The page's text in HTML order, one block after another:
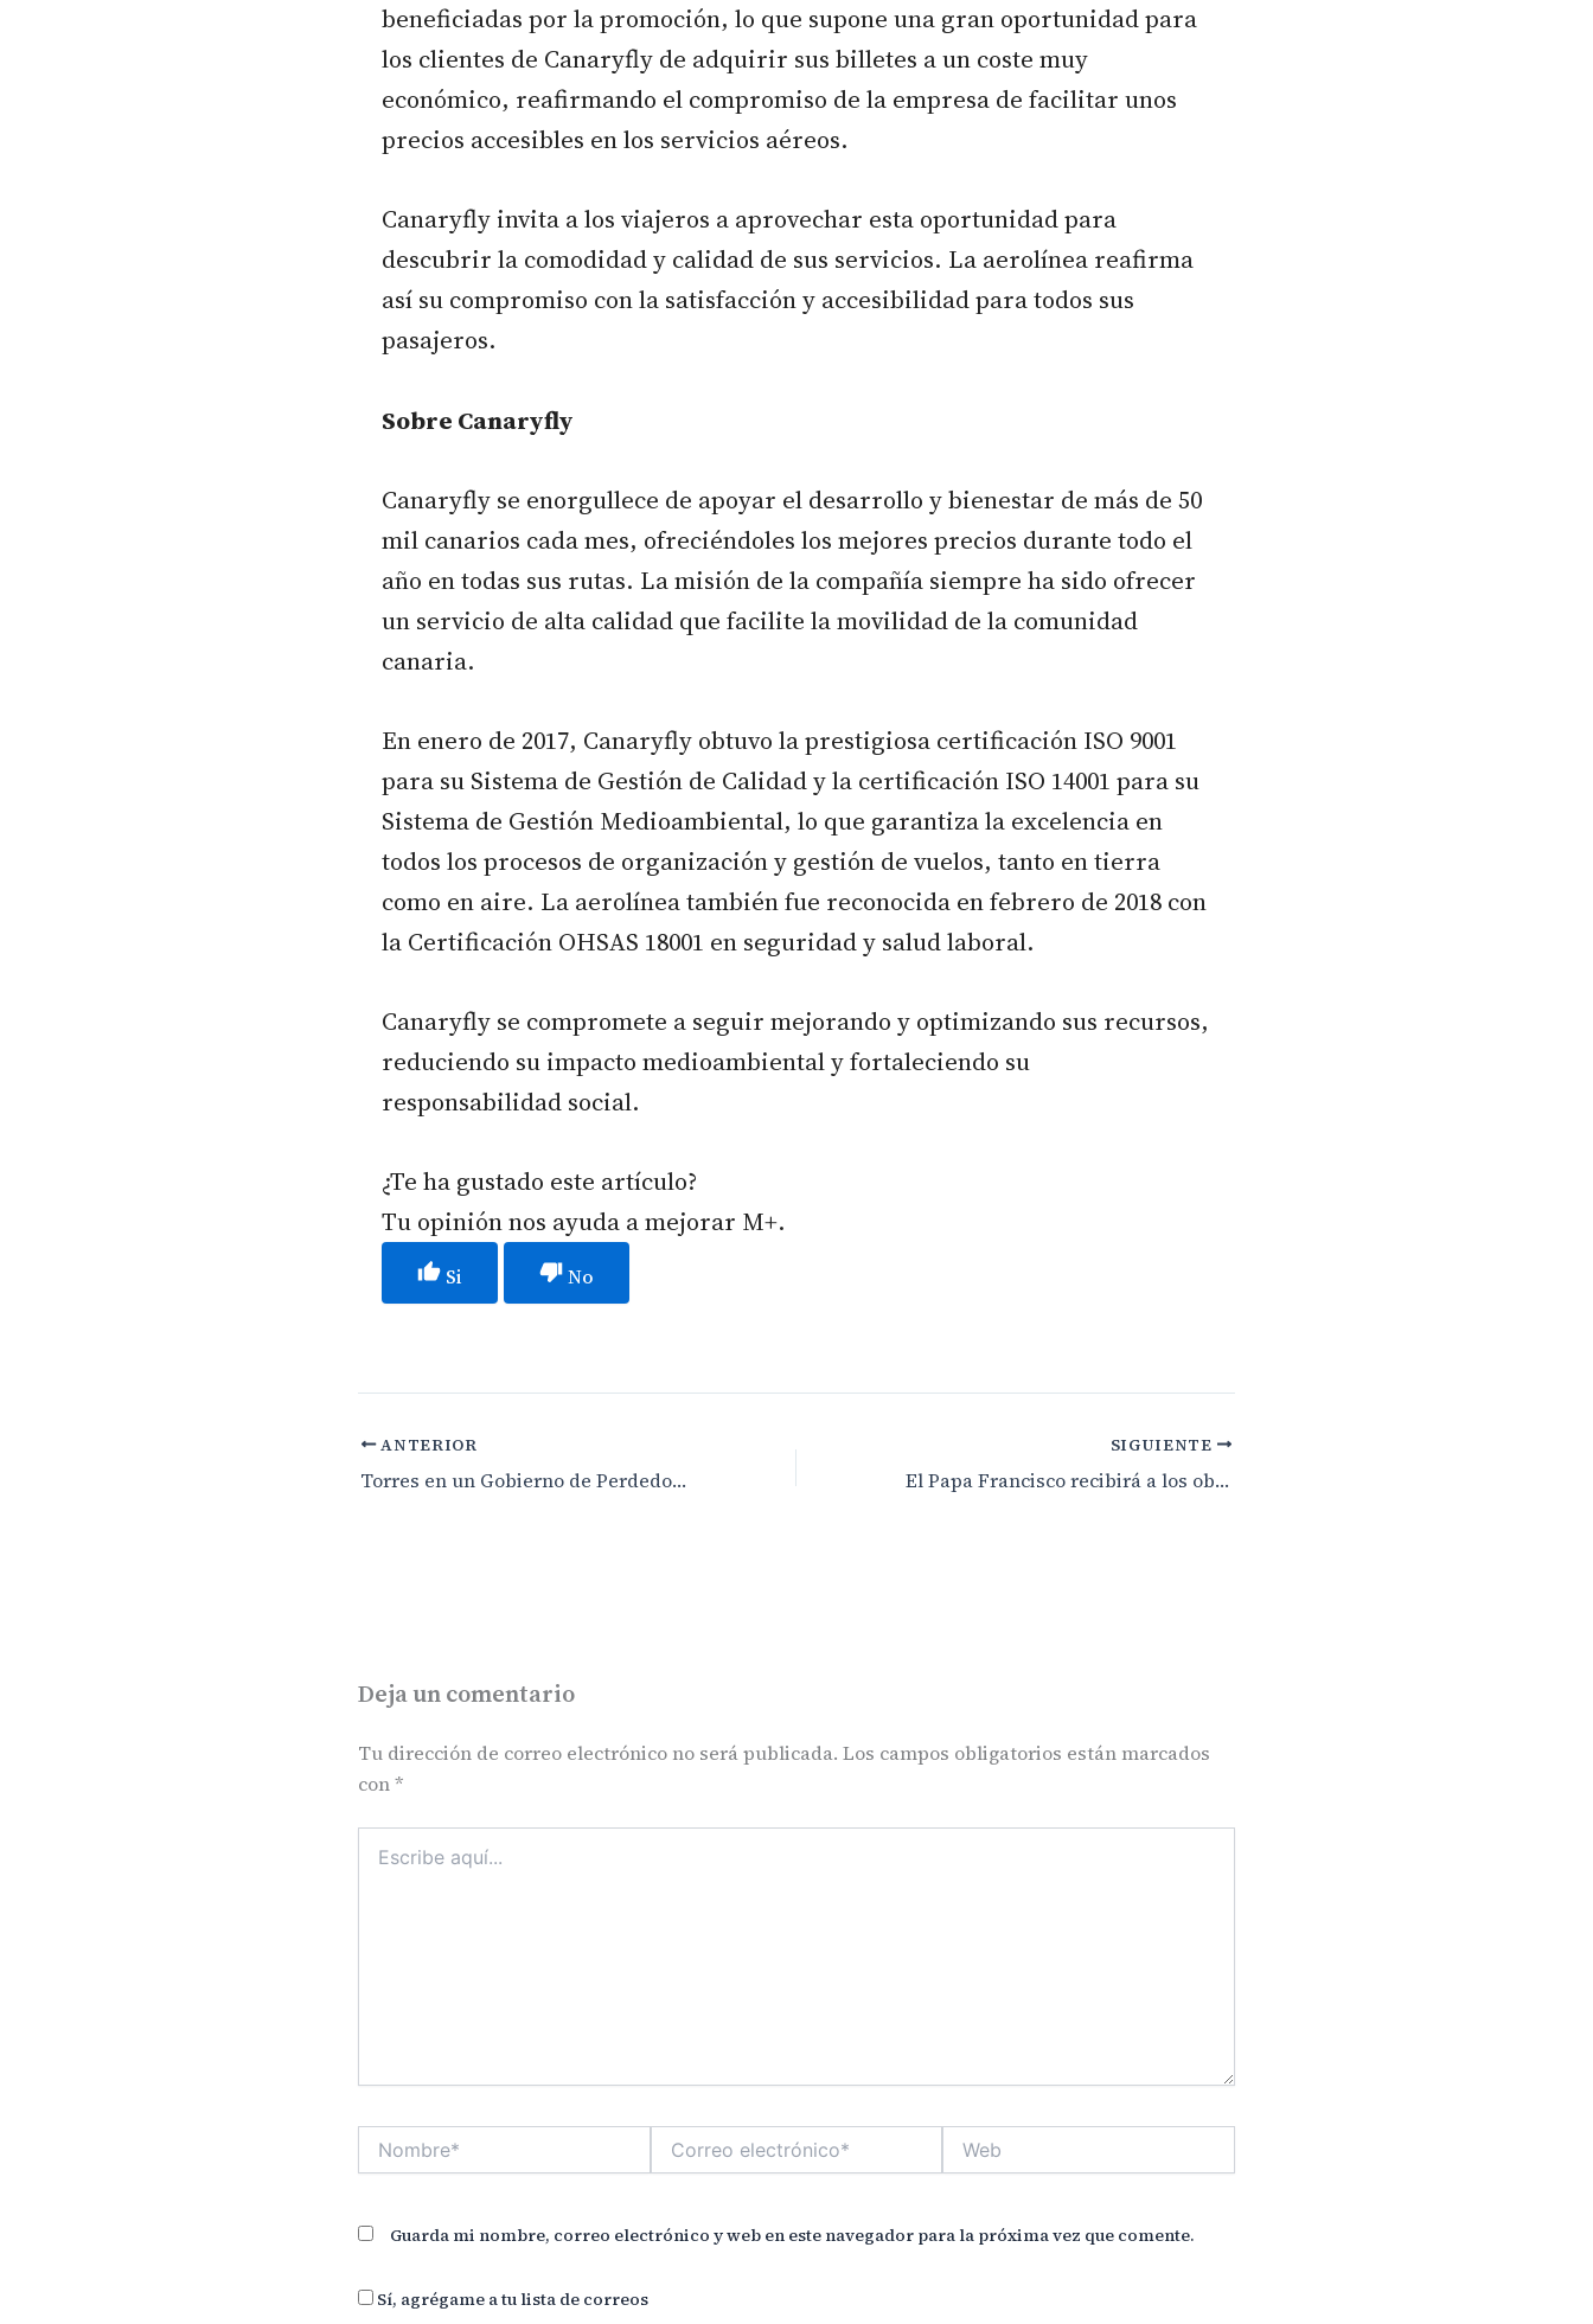
beneficiadas por la promoción, lo que supone una gran oportunidad para
los clientes de Canaryfly de adquirir sus billetes a un coste muy
económico, reafirmando el compromiso de la empresa de facilitar unos
precios accesibles en los servicios aéreos.
Canaryfly invita a los viajeros a aprovechar esta oportunidad para
descubrir la comodidad y calidad de sus servicios. La aerolínea reafirma
así su compromiso con la satisfacción y accesibilidad para todos sus
pasajeros.
Sobre Canaryfly
Canaryfly se enorgullece de apoyar el desarrollo y bienestar de más de 50
mil canarios cada mes, ofreciéndoles los mejores precios durante todo el
año en todas sus rutas. La misión de la compañía siempre ha sido ofrecer
un servicio de alta calidad que facilite la movilidad de la comunidad
canaria.
En enero de 2017, Canaryfly obtuvo la prestigiosa certificación ISO 9001
para su Sistema de Gestión de Calidad y la certificación ISO 14001 para su
Sistema de Gestión Medioambiental, lo que garantiza la excelencia en
todos los procesos de organización y gestión de vuelos, tanto en tierra
como en aire. La aerolínea también fue reconocida en febrero de 2018 con
la Certificación OHSAS 18001 en seguridad y salud laboral.
Canaryfly se compromete a seguir mejorando y optimizando sus recursos,
reduciendo su impacto medioambiental y fortaleciendo su
responsabilidad social.
¿Te ha gustado este artículo?
Tu opinión nos ayuda a mejorar M+.
Si No
ANTERIOR
Torres en un Gobierno de Perdedores, por Juan de la Cruz
SIGUIENTE
El Papa Francisco recibirá a los obispos y al presidente de Canarias ante el «drama de las migraciones»
Deja un comentario
Tu dirección de correo electrónico no será publicada. Los campos obligatorios están marcados
con*
aquí...
electrónico*
Guarda mi nombre, correo electrónico y web en este navegador para la próxima vez que comente.
Sí, agrégame a tu lista de correos